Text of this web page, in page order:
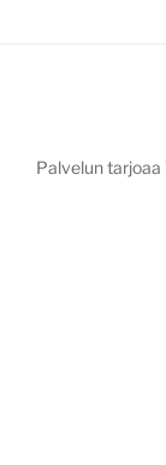
Palvelun